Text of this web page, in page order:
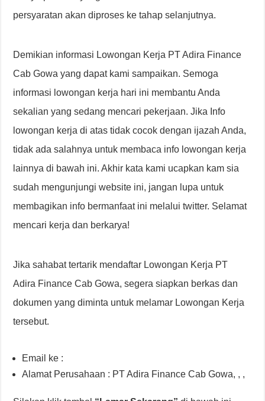
persyaratan akan diproses ke tahap selanjutnya.
Demikian informasi Lowongan Kerja PT Adira Finance
Cab Gowa yang dapat kami sampaikan. Semoga
informasi lowongan kerja hari ini membantu Anda
sekalian yang sedang mencari pekerjaan. Jika Info
lowongan kerja di atas tidak cocok dengan ijazah Anda,
tidak ada salahnya untuk membaca info lowongan kerja
lainnya di bawah ini. Akhir kata kami ucapkan kam sia
sudah mengunjungi website ini, jangan lupa untuk
membagikan info bermanfaat ini melalui twitter. Selamat
mencari kerja dan berkarya!
Jika sahabat tertarik mendaftar Lowongan Kerja PT
Adira Finance Cab Gowa, segera siapkan berkas dan
dokumen yang diminta untuk melamar Lowongan Kerja
tersebut.
Email ke :
Alamat Perusahaan : PT Adira Finance Cab Gowa, , ,